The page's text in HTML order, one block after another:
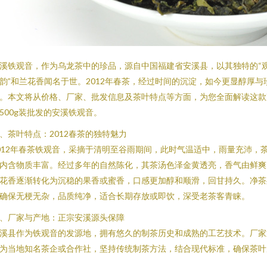
铁观音，作为乌龙茶中的珍品，源自中国福建省安溪县，以其独特的“
”和兰花香闻名于世。2012年春茶，经过时间的沉淀，如今更显醇厚与
本文将从价格、厂家、批发信息及茶叶特点等方面，为您全面解读这
装批发的安溪铁观音。
茶叶特点：2012春茶的独特魅力
年春茶铁观音，采摘于清明至谷雨期间，此时气温适中，雨量充沛，
含物质丰富。经过多年的自然陈化，其茶汤色泽金黄透亮，香气由鲜
香逐渐转化为沉稳的果香或蜜香，口感更加醇和顺滑，回甘持久。净
保无梗无杂，品质纯净，适合长期存放或即饮，深受老茶客青睐。
厂家与产地：正宗安溪源头保障
县作为铁观音的发源地，拥有悠久的制茶历史和成熟的工艺技术。厂
当地知名茶企或合作社，坚持传统制茶方法，结合现代标准，确保茶